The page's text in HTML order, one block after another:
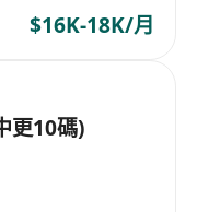
$16K-18K/月
更10碼)